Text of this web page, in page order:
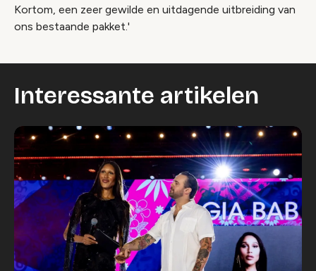
Kortom, een zeer gewilde en uitdagende uitbreiding van
ons bestaande pakket.'
Interessante artikelen